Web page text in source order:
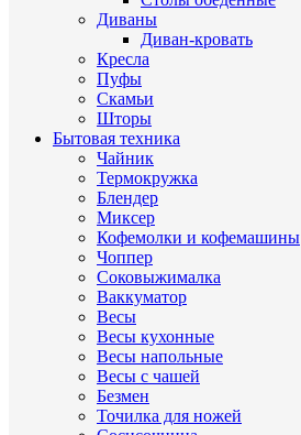
Диваны
Диван-кровать
Кресла
Пуфы
Скамьи
Шторы
Бытовая техника
Чайник
Термокружка
Блендер
Миксер
Кофемолки и кофемашины
Чоппер
Соковыжималка
Ваккуматор
Весы
Весы кухонные
Весы напольные
Весы с чашей
Безмен
Точилка для ножей